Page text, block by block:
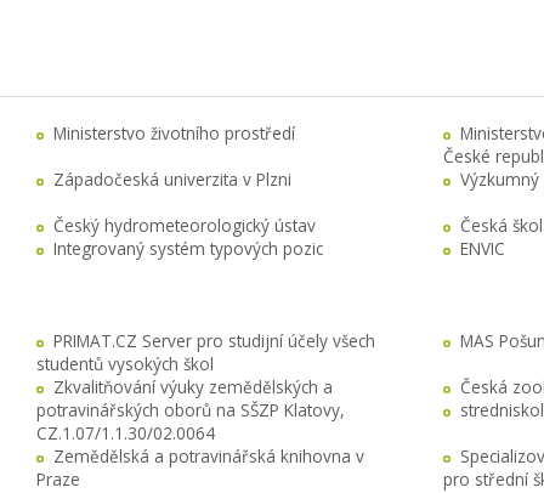
Ministerstvo životního prostředí
České
Západočeská univerzita v Plzni
Český hydrometeorologický ústav
Česká
Integrovaný systém typových pozic
ENVIC
PRIMAT.CZ Server pro studijní účely všech
studentů vysokých škol
MAS
Zkvalitňování výuky zemědělských a
potravinářských oborů na SŠZP Klatovy,
CZ.1.07/1.1.30/02.0064
Česká
Zemědělská a potravinářská knihovna v
Praze
pro střední